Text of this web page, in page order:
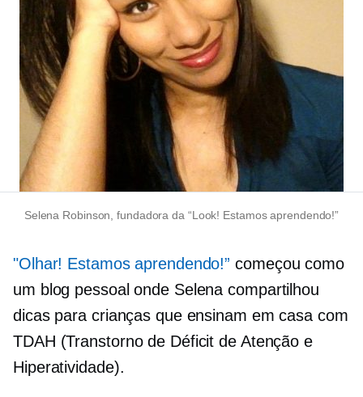
Selena Robinson, fundadora da “Look! Estamos aprendendo!”
"Olhar! Estamos aprendendo!” começou como
um blog pessoal onde Selena compartilhou
dicas para crianças que ensinam em casa com
TDAH (Transtorno de Déficit de Atenção e
Hiperatividade).